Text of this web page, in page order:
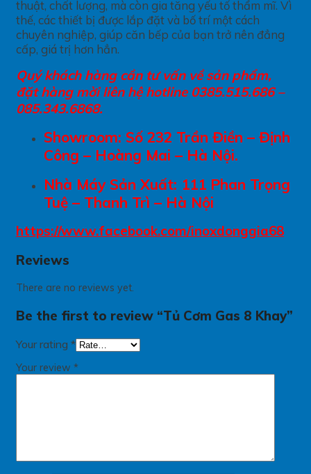
thuật, chất lượng, mà còn gia tăng yếu tố thẩm mĩ. Vì
thế, các thiết bị được lắp đặt và bố trí một cách
chuyên nghiệp, giúp căn bếp của bạn trở nên đẳng
cấp, giá trị hơn hẳn.
Quý khách hàng cần tư vấn về sản phẩm,
đặt hàng mời liên hệ hotline 0385.515.686 –
085.343.6868.
Showroom: Số 232 Trần Điền – Định
Công – Hoàng Mai – Hà Nội.
Nhà Máy Sản Xuất: 111 Phan Trọng
Tuệ – Thanh Trì – Hà Nội
https://www.facebook.com/inoxdonggia68
Reviews
There are no reviews yet.
Be the first to review “Tủ Cơm Gas 8 Khay”
Your rating *
Your review *